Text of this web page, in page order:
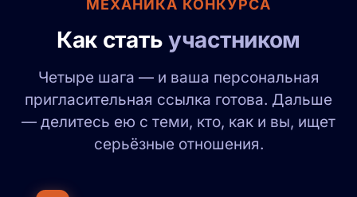
МЕХАНИКА КОНКУРСА
Как стать участником
Четыре шага — и ваша персональная
пригласительная ссылка готова. Дальше
— делитесь ею с теми, кто, как и вы, ищет
серьёзные отношения.